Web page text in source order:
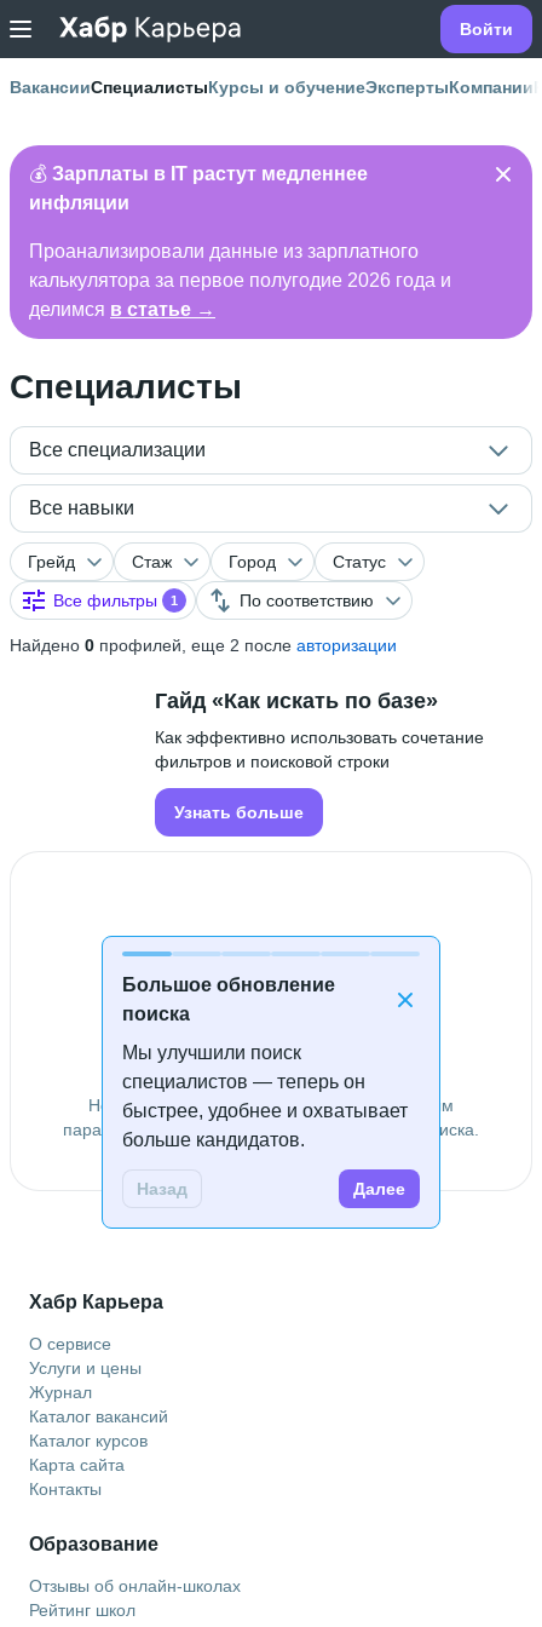
Войти
ВакансииСпециалистыКурсы и обучениеЭкспертыКомпании
💰 Зарплаты в IT растут медленнее
инфляции
Проанализировали данные из зарплатного
калькулятора за первое полугодие 2026 года и
делимся в статье →
Специалисты
Все специализации
Все навыки
Грейд Стаж Город
Статус
Все фильтры
1 По соответствию
Найдено 0 профилей, еще 2 после авторизации
Большое обновление
поиска
Мы улучшили поиск
специалистов — теперь он
быстрее, удобнее и охватывает
больше кандидатов.
Назад Далее
Гайд «Как искать по базе»
Как эффективно использовать сочетание
фильтров и поисковой строки
Узнать больше
Специалисты не найдены
Не удалось найти специалистов по заданным
параметрам. Попробуйте изменить условия поиска.
Хабр Карьера
О сервисе
Услуги и цены
Журнал
Каталог вакансий
Каталог курсов
Карта сайта
Контакты
Образование
Отзывы об онлайн-школах
Рейтинг школ